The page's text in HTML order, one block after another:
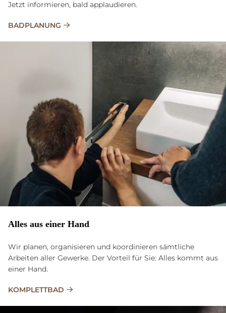
Jetzt informieren, bald applaudieren.
BADPLANUNG
Al­les aus ei­ner Hand
Wir planen, organisieren und koordinieren sämtliche
Arbeiten aller Gewerke. Der Vorteil für Sie: Alles kommt aus
einer Hand.
KOMPLETTBAD